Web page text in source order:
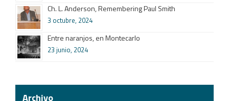
Ch. L. Anderson, Remembering Paul Smith
3 octubre, 2024
Entre naranjos, en Montecarlo
23 junio, 2024
Archivo